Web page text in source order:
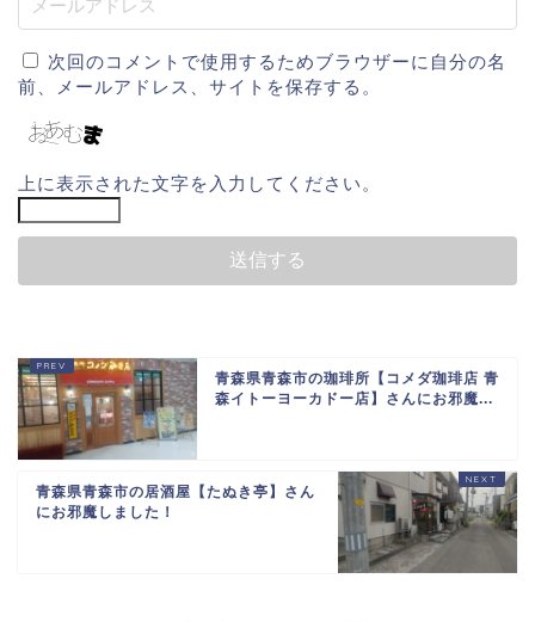
次回のコメントで使用するためブラウザーに自分の名
前、メールアドレス、サイトを保存する。
上に表示された文字を入力してください。
青森県青森市の珈琲所【コメダ珈琲店 青
森イトーヨーカドー店】さんにお邪魔...
青森県青森市の居酒屋【たぬき亭】さん
にお邪魔しました！